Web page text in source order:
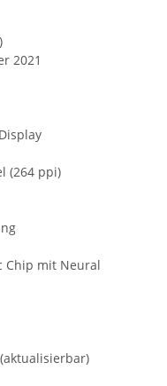
2021
(264 ppi)
Chip mit Neural